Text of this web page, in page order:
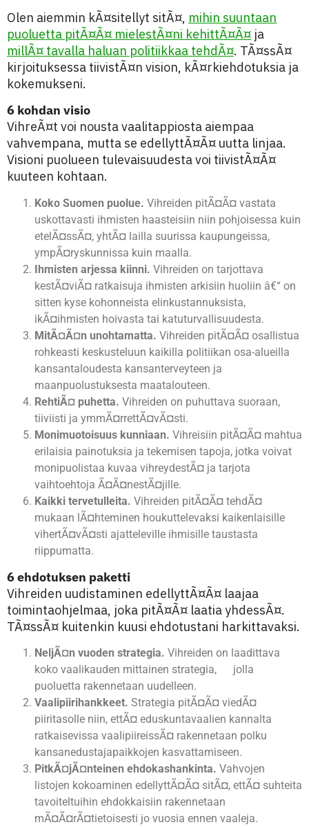
Olen aiemmin kÃ¤sitellyt sitÃ¤, mihin suuntaan
puoluetta pitÃ¤Ã¤ mielestÃ¤ni kehittÃ¤Ã¤ ja
millÃ¤ tavalla haluan politiikkaa tehdÃ¤. TÃ¤ssÃ¤
kirjoituksessa tiivistÃ¤n vision, kÃ¤rkiehdotuksia ja
kokemukseni.
6 kohdan visio
VihreÃ¤t voi nousta vaalitappiosta aiempaa
vahvempana, mutta se edellyttÃ¤Ã¤ uutta linjaa.
Visioni puolueen tulevaisuudesta voi tiivistÃ¤Ã¤
kuuteen kohtaan.
Koko Suomen puolue. Vihreiden pitÃ¤Ã¤ vastata
uskottavasti ihmisten haasteisiin niin pohjoisessa kuin
etelÃ¤ssÃ¤, yhtÃ¤ lailla suurissa kaupungeissa,
ympÃ¤ryskunnissa kuin maalla.
Ihmisten arjessa kiinni. Vihreiden on tarjottava
kestÃ¤viÃ¤ ratkaisuja ihmisten arkisiin huoliin â€“ on
sitten kyse kohonneista elinkustannuksista,
ikÃ¤ihmisten hoivasta tai katuturvallisuudesta.
MitÃ¤Ã¤n unohtamatta. Vihreiden pitÃ¤Ã¤ osallistua
rohkeasti keskusteluun kaikilla politiikan osa-alueilla
kansantaloudesta kansanterveyteen ja
maanpuolustuksesta maatalouteen.
RehtiÃ¤ puhetta. Vihreiden on puhuttava suoraan,
tiiviisti ja ymmÃ¤rrettÃ¤vÃ¤sti.
Monimuotoisuus kunniaan. Vihreisiin pitÃ¤Ã¤ mahtua
erilaisia painotuksia ja tekemisen tapoja, jotka voivat
monipuolistaa kuvaa vihreydestÃ¤ ja tarjota
vaihtoehtoja Ã¤Ã¤nestÃ¤jille.
Kaikki tervetulleita. Vihreiden pitÃ¤Ã¤ tehdÃ¤
mukaan lÃ¤hteminen houkuttelevaksi kaikenlaisille
vihertÃ¤vÃ¤sti ajatteleville ihmisille taustasta
riippumatta.
6 ehdotuksen paketti
Vihreiden uudistaminen edellyttÃ¤Ã¤ laajaa
toimintaohjelmaa, joka pitÃ¤Ã¤ laatia yhdessÃ¤.
TÃ¤ssÃ¤ kuitenkin kuusi ehdotustani harkittavaksi.
NeljÃ¤n vuoden strategia. Vihreiden on laadittava
koko vaalikauden mittainen strategia, jolla
puoluetta rakennetaan uudelleen.
Vaalipiirihankkeet. Strategia pitÃ¤Ã¤ viedÃ¤
piiritasolle niin, ettÃ¤ eduskuntavaalien kannalta
ratkaisevissa vaalipiireissÃ¤ rakennetaan polku
kansanedustajapaikkojen kasvattamiseen.
PitkÃ¤jÃ¤nteinen ehdokashankinta. Vahvojen
listojen kokoaminen edellyttÃ¤Ã¤ sitÃ¤, ettÃ¤ suhteita
tavoiteltuihin ehdokkaisiin rakennetaan
mÃ¤Ã¤rÃ¤tietoisesti jo vuosia ennen vaaleja.